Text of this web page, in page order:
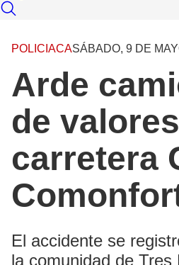
POLICIACASÁBADO, 9 DE
Arde
de
carretera
El accidente se
la comunidad de Tres